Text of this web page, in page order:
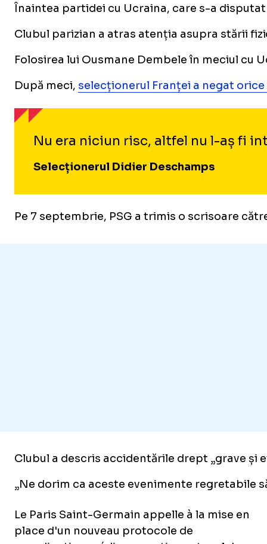
Înaintea partidei cu Ucraina, care s-a
Clubul parizian a atras atenția asupra stării
Folosirea lui Ousmane Dembele în meciul cu
După meci, selecționerul Franței a negat
Nu era niciun risc, altfel nu l-aș fi
Selecționerul Didier Deschamps
Pe 7 septembrie, PSG a trimis o scrisoare
Clubul a descris accidentările drept „grave și
„Ne dorim ca aceste evenimente regretabile
Le Paris Saint-Germain appelle à la mise en
place d'un nouveau protocole de